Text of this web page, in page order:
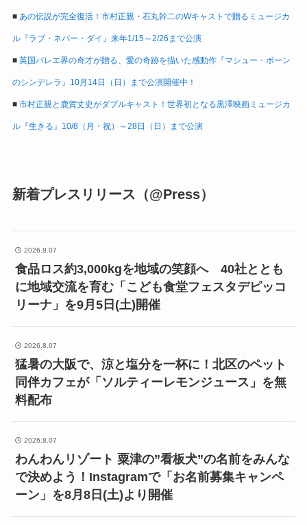
■ あの伝説が完全復活！市村正親・石丸幹二のWキャストで贈るミュージカ
ル『ラブ・ネバー・ダイ』来年1/15～2/26まで公演
■ 英国バレエ界の奇才が贈る、愛の奇跡を描いた感動作『マシュー・ボーン
のシンデレラ』10月14日（日）まで公演開催中！
■ 市村正親と鹿賀丈史がダブルキャスト！世界初となる黒澤映画ミュージカ
ル『生きる』10/8（月・祝）～28日（日）まで公演
新着プレスリリース（@Press）
2026.8.07
食品ロス約3,000kgを地域の笑顔へ 40社ととも
に地域交流を育む「こども食堂フェスタデピッコ
リーナ」を9月5日(土)開催
2026.8.07
猛暑の大阪で、涼と塩分を一杯に！北区のペット
同伴カフェが「ソルティーレモンジュース」を無
料配布
2026.8.07
わんわんリゾート 粟津の”看板犬”の名前をみんな
で決めよう！Instagramで「お名前募集キャンペ
ーン」を8月8日(土)より開催